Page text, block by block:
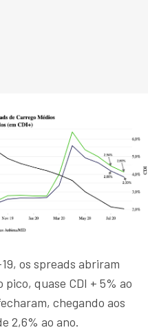
os spreads abriram
quase CDI + 5% ao
chegando aos
2,6% ao ano.